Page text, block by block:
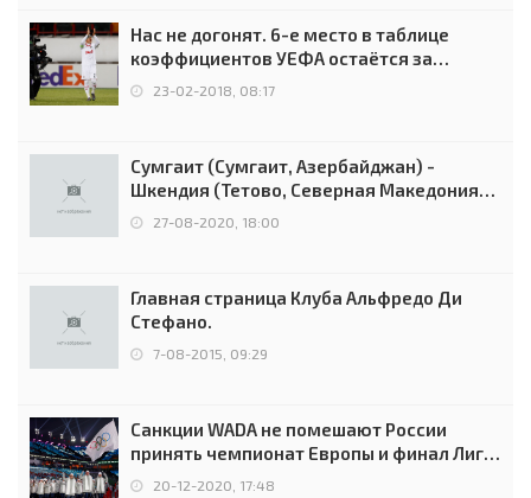
Нас не догонят. 6-е место в таблице
коэффициентов УЕФА остаётся за
Россией
23-02-2018, 08:17
Сумгаит (Сумгаит, Азербайджан) -
Шкендия (Тетово, Северная Македония) -
0:2 (0:0)
27-08-2020, 18:00
Главная страница Клуба Альфредо Ди
Стефано.
7-08-2015, 09:29
Санкции WADA не помешают России
принять чемпионат Европы и финал Лиги
чемпионов.
20-12-2020, 17:48